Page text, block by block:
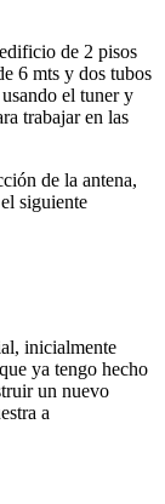
de 2 pisos
6 mts y dos tubos
el tuner y
trabajar en las
de la antena,
siguiente
inicialmente
ya tengo hecho
un nuevo
a